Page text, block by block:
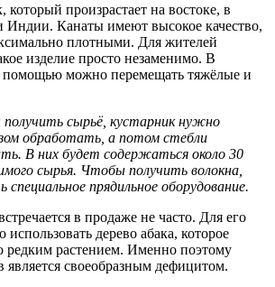
который произрастает на востоке, в
Индии. Канаты имеют высокое качество,
плотными. Для жителей
изделие просто незаменимо. В
помощью можно перемещать тяжёлые и
сырьё, кустарник нужно
обработать, а потом стебли
В них будет содержаться около 30
сырья. Чтобы получить волокна,
прядильное оборудование.
в продаже не часто. Для его
дерево абака, которое
редким растением. Именно поэтому
является своеобразным дефицитом.